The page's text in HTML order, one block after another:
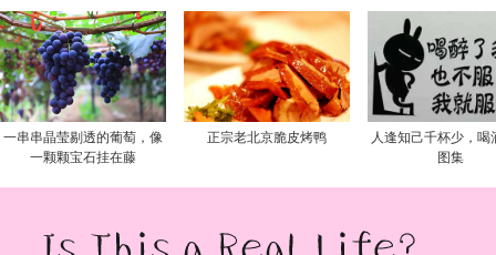
一串串晶莹剔透的葡萄，像
一颗颗宝石挂在藤
正宗老北京脆皮烤鸭
人逢知己千杯少，喝
图集